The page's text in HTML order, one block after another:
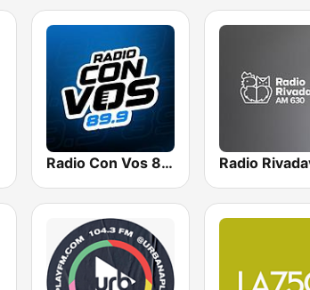
Radio Con Vos 89.9